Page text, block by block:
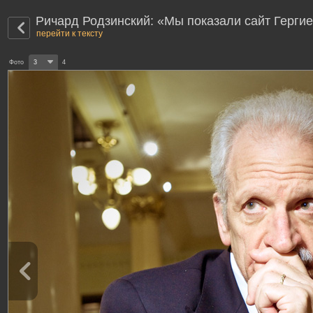
Ричард Родзинский: «Мы показали сайт
перейти к тексту
Фото 3 4